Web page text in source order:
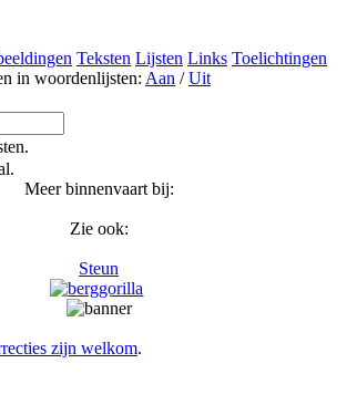
Teksten Lijsten Links Toelichtingen
in woordenlijsten: Aan /Uit
Meer binnenvaart bij:
Zie ook:
Steun
zijn welkom.